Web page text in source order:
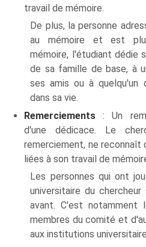
travail de mémoire.
De plus, la personne
au mémoire et est
mémoire, l'étudiant dédie
de sa famille de base, à
ses amis ou à quelqu'un
dans sa vie.
Remerciements : Un
d'une dédicace. Le
remerciement, ne reconnaît
liées à son travail de
Les personnes qui ont
universitaire du
avant. C'est notamment
membres du comité et
aux institutions